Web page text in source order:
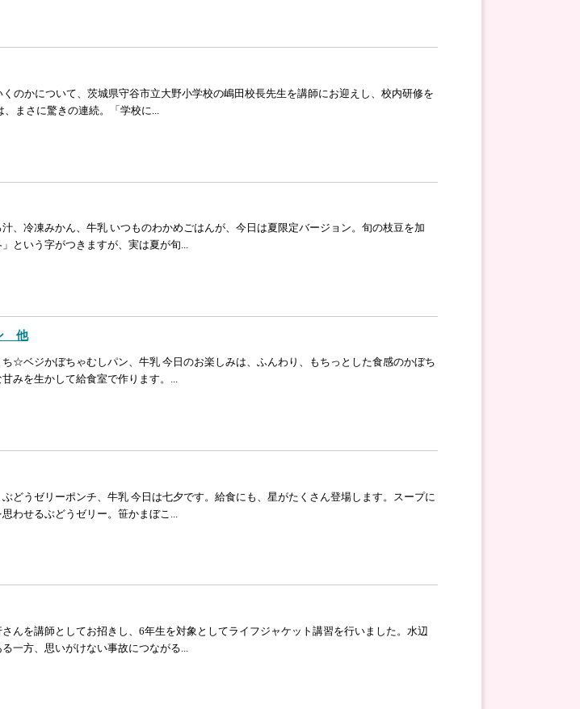
のかについて、茨城県守谷市立大野小学校の嶋田校長先生を講師にお迎えし、校内研修を
まさに驚きの連続。「学校に...
、冷凍みかん、牛乳 いつものわかめごはんが、今日は夏限定バージョン。旬の枝豆を加
という字がつきますが、実は夏が旬...
他
☆ベジかぼちゃむしパン、牛乳 今日のお楽しみは、ふんわり、もちっとした食感のかぼち
みを生かして給食室で作ります。...
どうゼリーポンチ、牛乳 今日は七夕です。給食にも、星がたくさん登場します。スープに
わせるぶどうゼリー。笹かまぼこ...
んを講師としてお招きし、6年生を対象としてライフジャケット講習を行いました。水辺
一方、思いがけない事故につながる...